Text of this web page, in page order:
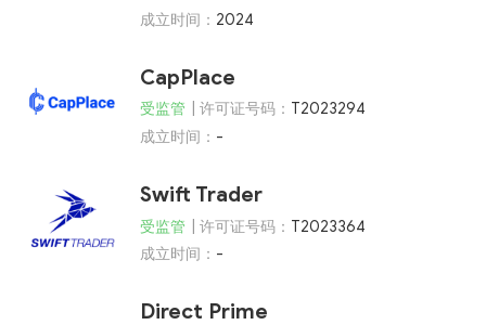
成立时间： 2024
CapPlace
受监管 | 许可证号码： T2023294
成立时间： -
Swift Trader
受监管 | 许可证号码： T2023364
成立时间： -
Direct Prime